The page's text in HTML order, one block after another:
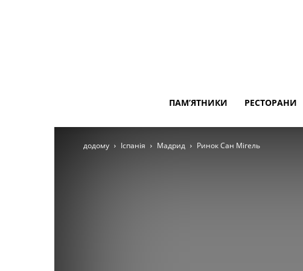
ПАМ’ЯТНИКИ РЕСТОРАНИ
додому Іспанія Мадрид Ринок Сан Мігель